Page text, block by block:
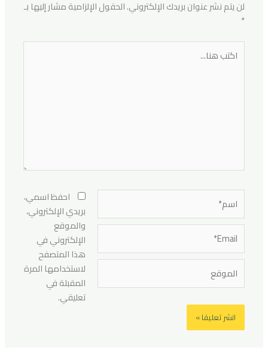
لن يتم نشر عنوان بريدك الإلكتروني.الحقول الإلزامية مشار إليها بـ
*
هنا...
اسم*
Email*
الموقع
احفظ اسمي،
بريدي الإلكتروني،
والموقع
الإلكتروني في
هذا المتصفح
لاستخدامها المرة
المقبلة في
تعليقي.